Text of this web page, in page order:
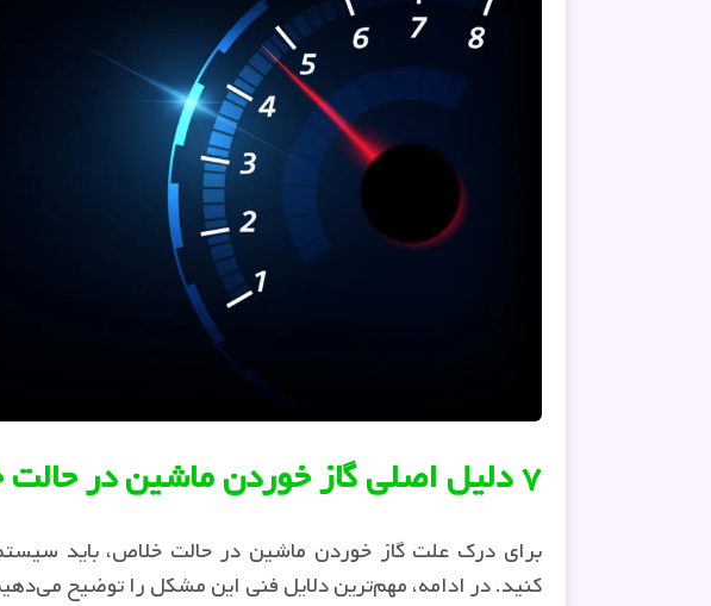
۷ دلیل اصلی گاز خوردن ماشین در حالت خلاص
برای درک علت گاز خوردن ماشین در حالت خلاص، باید
کنید. در ادامه، مهم‌ترین دلایل فنی این مشکل را توضیح